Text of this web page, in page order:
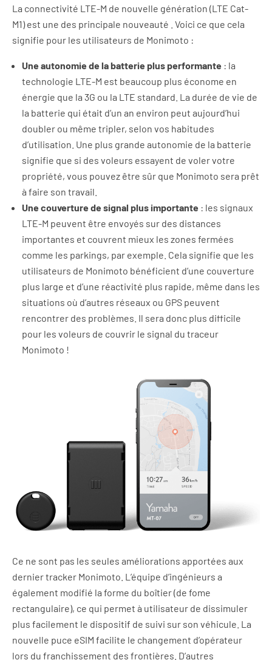
La connectivité LTE-M de nouvelle génération (LTE Cat-
M1) est une des principale nouveauté . Voici ce que cela
signifie pour les utilisateurs de Monimoto :
Une autonomie de la batterie plus performante : la
technologie LTE-M est beaucoup plus économe en
énergie que la 3G ou la LTE standard. La durée de vie de
la batterie qui était d’un an environ peut aujourd’hui
doubler ou même tripler, selon vos habitudes
d’utilisation. Une plus grande autonomie de la batterie
signifie que si des voleurs essayent de voler votre
propriété, vous pouvez être sûr que Monimoto sera prêt
à faire son travail.
Une couverture de signal plus importante : les signaux
LTE-M peuvent être envoyés sur des distances
importantes et couvrent mieux les zones fermées
comme les parkings, par exemple. Cela signifie que les
utilisateurs de Monimoto bénéficient d’une couverture
plus large et d’une réactivité plus rapide, même dans les
situations où d’autres réseaux ou GPS peuvent
rencontrer des problèmes. Il sera donc plus difficile
pour les voleurs de couvrir le signal du traceur
Monimoto !
Ce ne sont pas les seules améliorations apportées aux
dernier tracker Monimoto. L’équipe d’ingénieurs a
également modifié la forme du boîtier (de fome
rectangulaire), ce qui permet à utilisateur de dissimuler
plus facilement le dispositif de suivi sur son véhicule. La
nouvelle puce eSIM facilite le changement d’opérateur
lors du franchissement des frontières. D’autres